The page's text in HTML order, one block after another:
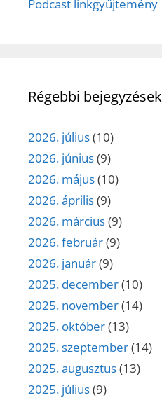
Podcast linkgyűjtemény
Régebbi bejegyzések
2026. július(10)
2026. június(9)
2026. május(10)
2026. április(9)
2026. március(9)
2026. február(9)
2026. január(9)
2025. december(10)
2025. november(14)
2025. október(13)
2025. szeptember(14)
2025. augusztus(13)
2025. július(9)